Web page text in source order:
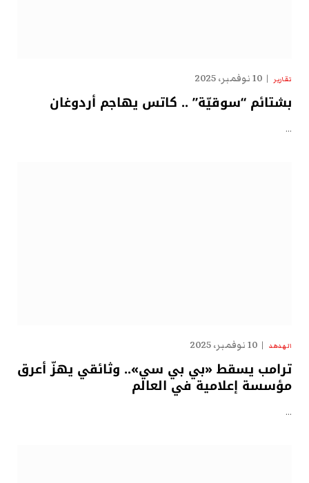
تقارير 10 نوفمبر، 2025
بشتائم “سوقيّة” .. كاتس يهاجم أردوغان
…
الهدهد 10 نوفمبر، 2025
ترامب يسقط «بي بي سي».. وثائقي يهزّ أعرق
مؤسسة إعلامية في العالم
…